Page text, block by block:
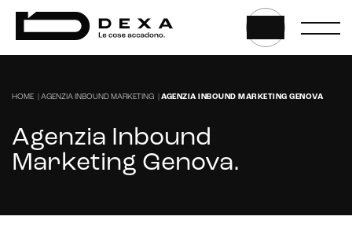
HOME AGENZIA INBOUND MARKETING AGENZIA INBOUND MARKETING GENOVA
Agenzia Inbound
Marketing Genova.